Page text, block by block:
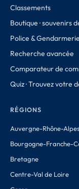
Classements
Boutique · souvenirs
Police & Gendarmerie
Recherche avancée
Comparateur de
Quiz · Trouvez votre
RÉGIONS
Auvergne-Rhône-Alpes
Bourgogne-Franche-
Bretagne
Centre-Val de Loire